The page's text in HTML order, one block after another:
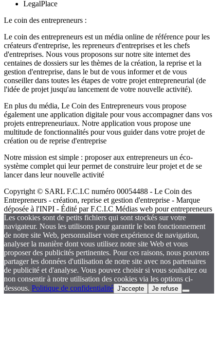
LegalPlace
Le coin des entrepreneurs :
Le coin des entrepreneurs est un média online de référence pour les
créateurs d'entreprise, les repreneurs d'entreprises et les chefs
d'entreprises. Nous vous proposons sur notre site internet des
centaines de dossiers sur les thèmes de la création, la reprise et la
gestion d'entreprise, dans le but de vous informer et de vous
conseiller dans toutes les étapes de votre projet entrepreneurial (de
l'idée de projet jusqu'au lancement de votre nouvelle activité).
En plus du média, Le Coin des Entrepreneurs vous propose
également une application digitale pour vous accompagner dans vos
projets entrepreneuriaux. Notre application vous propose une
multitude de fonctionnalités pour vous guider dans votre projet de
création ou de reprise d'entreprise
Notre mission est simple : proposer aux entrepreneurs un éco-
système complet qui leur permet de construire leur projet et de se
lancer dans leur nouvelle activité
Copyright © SARL F.C.I.C numéro 00054488 - Le Coin des
Entrepreneurs - création, reprise et gestion d'entreprise - Marque
déposée à l'INPI - Édité par F.C.I.C Médias web pour entrepreneurs
Les cookies sont de petits fichiers qui sont stockés sur votre
navigateur. Nous les utilisons pour garantir le bon fonctionnement
de notre site Web, personnaliser votre expérience de navigation,
analyser la manière dont vous utilisez notre site Web et vous
proposer des publicités pertinentes. Pour ces raisons, nous pouvons
partager les données d'utilisation de notre site avec nos partenaires
de publicité et d'analyse. Vous pouvez choisir si vous souhaitez ou
non consentir à notre utilisation des cookies via les options ci-
dessous. Politique de confidentialité J'accepte Je refuse